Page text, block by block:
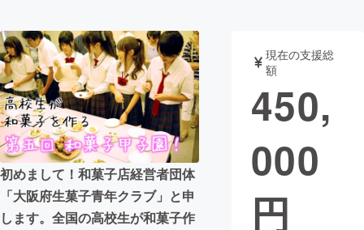
テクノロジー・ガジェット
映像・映画 書籍・雑誌
ビジネス・起業 チャレンジ
まちづくり・地域活性化
初めまして！和菓子店経営者団体
「大阪府生菓子青年クラブ」と申
します。全国の高校生が和菓子作
現在の支援総
額
450,
000
円